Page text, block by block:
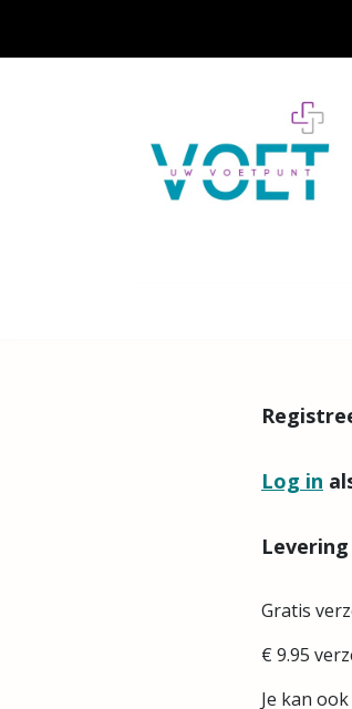
Log in
Levering
Gratis
€ 9.95
Je kan